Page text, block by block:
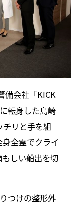
備会社「KICK
転身した島崎
チリと手を組
全霊でクライ
しい船出を切
つけの整形外